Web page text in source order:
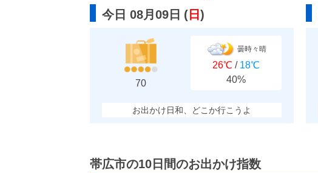
今日 08月09日 ( 日 )
70
曇時々晴
26℃ / 18℃
40%
お出かけ日和、どこか行こうよ
帯広市の10日間のお出かけ指数